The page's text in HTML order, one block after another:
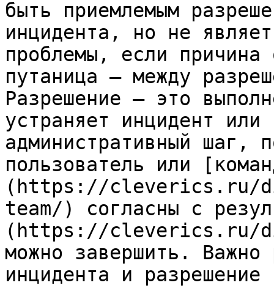
быть приемлемым
инцидента, но не
проблемы, если
путаница — между
Разрешение — это
устраняет инцидент
административный шаг,
пользователь или
(https://cleverics.ru/
team/) согласны с
(https://cleverics.ru/
можно завершить. Важно
инцидента и